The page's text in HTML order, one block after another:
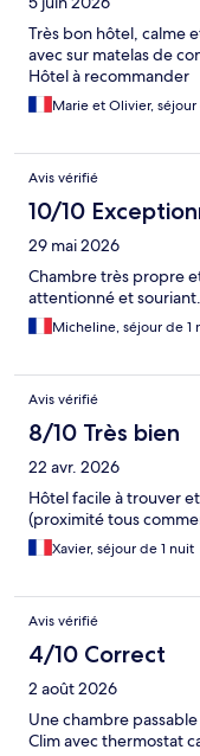
Très bon hôtel, calme
avec sur matelas de
Hôtel à recommander
Marie et Olivier, séjour
Avis vérifié
10/10
29 mai 2026
Chambre très propre
attentionné et
Micheline, séjour de 1
Avis vérifié
8/10 Très bien
22 avr. 2026
Hôtel facile à trouver
(proximité tous
Xavier, séjour de 1 nuit
Avis vérifié
4/10 Correct
2 août 2026
Une chambre
Clim avec thermostat